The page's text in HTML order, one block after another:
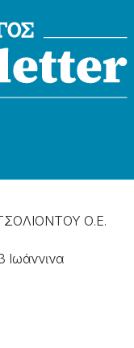
Ο.Ε.
Ιωάννɩνα